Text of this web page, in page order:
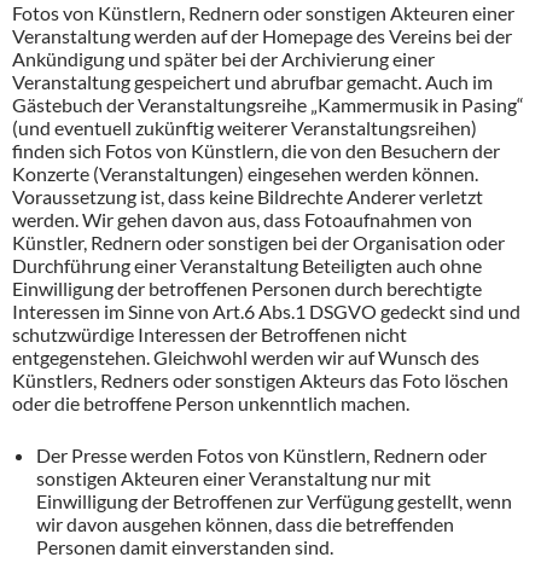
Fotos von Künstlern, Rednern oder sonstigen Akteuren einer
Veranstaltung werden auf der Homepage des Vereins bei der
Ankündigung und später bei der Archivierung einer
Veranstaltung gespeichert und abrufbar gemacht. Auch im
Gästebuch der Veranstaltungsreihe „Kammermusik in Pasing“
(und eventuell zukünftig weiterer Veranstaltungsreihen)
finden sich Fotos von Künstlern, die von den Besuchern der
Konzerte (Veranstaltungen) eingesehen werden können.
Voraussetzung ist, dass keine Bildrechte Anderer verletzt
werden. Wir gehen davon aus, dass Fotoaufnahmen von
Künstler, Rednern oder sonstigen bei der Organisation oder
Durchführung einer Veranstaltung Beteiligten auch ohne
Einwilligung der betroffenen Personen durch berechtigte
Interessen im Sinne von Art.6 Abs.1 DSGVO gedeckt sind und
schutzwürdige Interessen der Betroffenen nicht
entgegenstehen. Gleichwohl werden wir auf Wunsch des
Künstlers, Redners oder sonstigen Akteurs das Foto löschen
oder die betroffene Person unkenntlich machen.
Der Presse werden Fotos von Künstlern, Rednern oder
sonstigen Akteuren einer Veranstaltung nur mit
Einwilligung der Betroffenen zur Verfügung gestellt, wenn
wir davon ausgehen können, dass die betreffenden
Personen damit einverstanden sind.